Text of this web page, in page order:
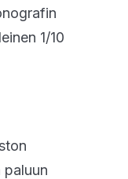
1/10
paluun